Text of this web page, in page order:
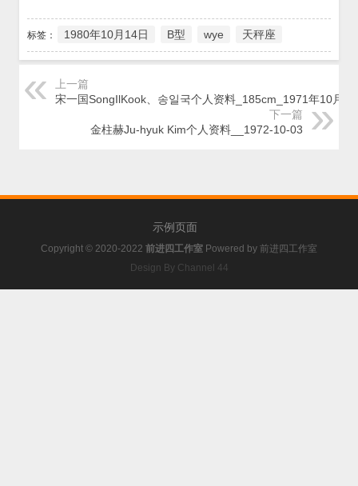
标签： 1980年10月14日 B型 wye 天秤座
上一篇
宋一国SongIlKook、송일국个人资料_185cm_1971年10月1
下一篇
金柱赫Ju-hyuk Kim个人资料__1972-10-03
示例页面
Copyright © 2020-2022 前进四工作室 Powered by 前进四工作室
Design By Channel 44